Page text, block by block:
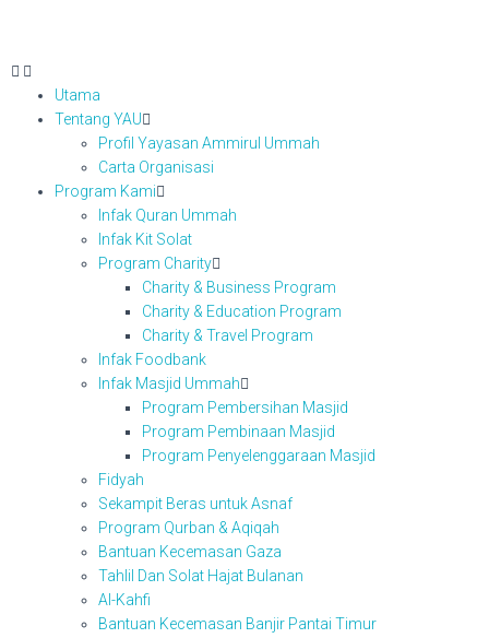
Utama
Tentang YAU
Profil Yayasan Ammirul Ummah
Carta Organisasi
Program Kami
Infak Quran Ummah
Infak Kit Solat
Program Charity
Charity & Business Program
Charity & Education Program
Charity & Travel Program
Infak Foodbank
Infak Masjid Ummah
Program Pembersihan Masjid
Program Pembinaan Masjid
Program Penyelenggaraan Masjid
Fidyah
Sekampit Beras untuk Asnaf
Program Qurban & Aqiqah
Bantuan Kecemasan Gaza
Tahlil Dan Solat Hajat Bulanan
Al-Kahfi
Bantuan Kecemasan Banjir Pantai Timur